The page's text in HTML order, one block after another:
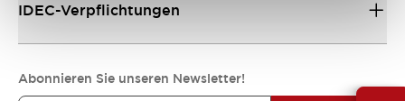
IDEC-Verpflichtungen
Abonnieren Sie unseren Newsletter!